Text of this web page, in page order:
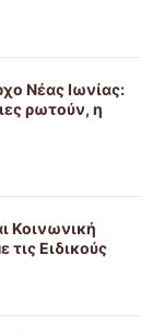
Νέας Ιωνίας:
ρωτούν, η
Κοινωνική
Ειδικούς